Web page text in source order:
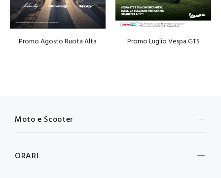
Promo Agosto Ruota Alta Promo Luglio Vespa GTS
Moto e Scooter
ORARI